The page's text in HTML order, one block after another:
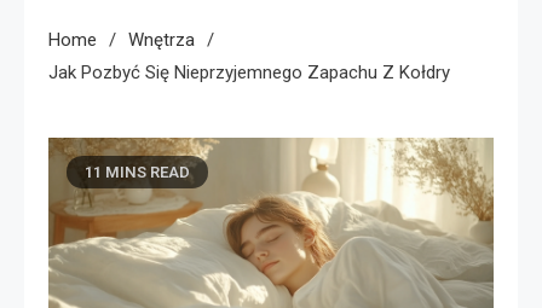
Home
Wnętrza
Jak Pozbyć Się Nieprzyjemnego Zapachu Z Kołdry
11 MINS READ